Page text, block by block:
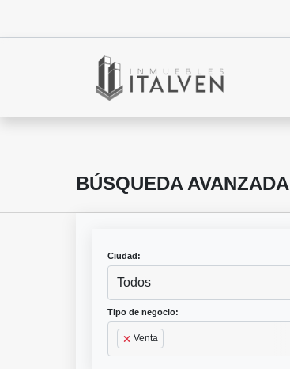
BÚSQUEDA AVANZADA
Ciudad:
Todos
Tipo de negocio:
Venta